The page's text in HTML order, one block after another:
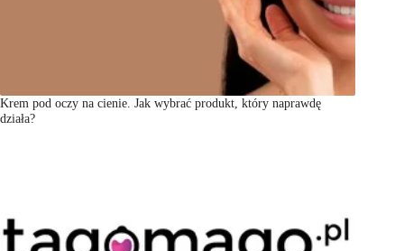
Krem pod oczy na cienie. Jak wybrać produkt, który naprawdę
działa?